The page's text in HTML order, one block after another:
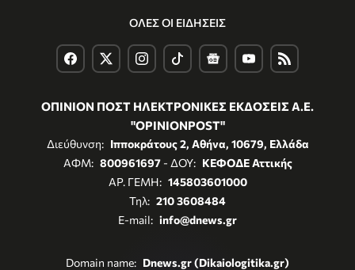
ΟΛΕΣ ΟΙ ΕΙΔΗΣΕΙΣ
ΟΠΙΝΙΟΝ ΠΟΣΤ ΗΛΕΚΤΡΟΝΙΚΕΣ ΕΚΔΟΣΕΙΣ Α.Ε.
"OPINIONPOST"
Διεύθυνση: Ιπποκράτους 2, Αθήνα, 10679, Ελλάδα
ΑΦΜ: 800961697- ΔΟΥ: ΚΕΦΟΔΕ Αττικής
ΑΡ. ΓΕΜΗ: 145803601000
Τηλ: 210 3608484
E-mail: info@dnews.gr
Domain name: Dnews.gr (Dikaiologitika.gr)